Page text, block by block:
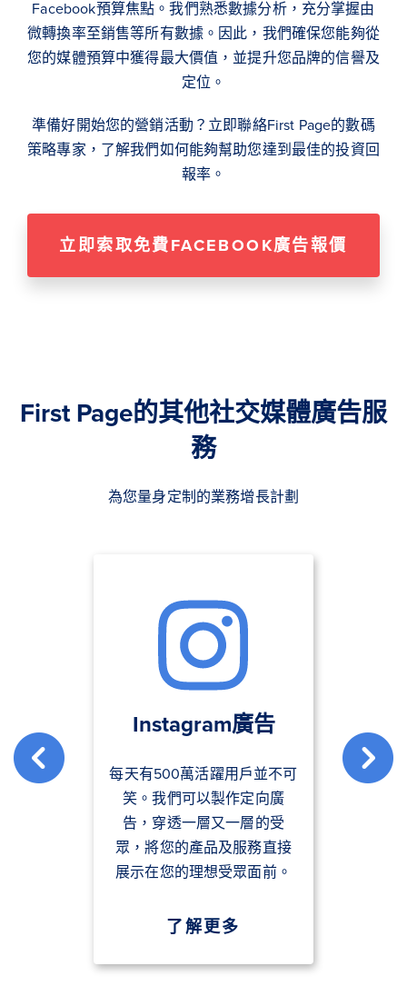
Facebook預算焦點。我們熟悉數據分析，充分掌握由
微轉換率至銷售等所有數據。因此，我們確保您能夠從
您的媒體預算中獲得最大價值，並提升您品牌的信譽及
定位。
準備好開始您的營銷活動？立即聯絡First Page的數碼
策略專家，了解我們如何能夠幫助您達到最佳的投資回
報率。
立即索取免費FACEBOOK廣告報價
First Page的其他社交媒體廣告服
務
為您量身定制的業務增長計劃
Instagram廣告
每天有500萬活躍用戶並不可
笑。我們可以製作定向廣
告，穿透一層又一層的受
眾，將您的產品及服務直接
展示在您的理想受眾面前。
了解更多